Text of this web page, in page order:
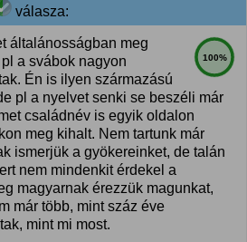
válasza:
100%
általánosságban meg
a svábok nagyon
Én is ilyen származású
pl a nyelvet senki se beszéli már
családnév is egyik oldalon
meg kihalt. Nem tartunk már
ismerjük a gyökereinket, de talán
nem mindenkit érdekel a
magyarnak érezzük magunkat,
már több, mint száz éve
mint mi most.